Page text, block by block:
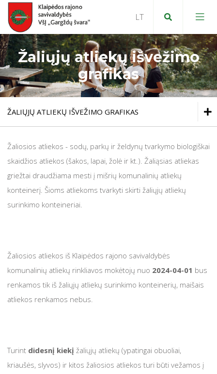
Bendra informacija
Struktūra
Viešieji pirkimai
Teisinė informacija
Karjera
Deklaravimas ir lengvatos
Kur sumokėti?
Rinkliavos tarifai
Tapti rinkliavos mokėtoju
Prašymų formos
Dažnai užduodami klausimai (D.U.K)
Skolų išieškojimas
Atliekų išvežimo grafikai
Antrinių žaliavų išvežimo grafikai
Žaliųjų atliekų išvežimo grafikas
Kolektyvinių konteinerių dezinfekavimo ir plovimo
Pakelių pjovimo grafikas
Mišrios komunalinės atliekos
Ką galiu padaryti kad maisto atliekų būtų mažiau?
Didelių gabaritų ir žaliųjų atliekų surinkimo
Žaliųjų atliekų išvežimo
grafikas
ŽALIŲJŲ ATLIEKŲ IŠVEŽIMO GRAFIKAS
Antrinių žaliavų išvežimo grafikai
Žaliųjų atliekų išvežimo grafikas
Pakelių pjovimo grafikas
Žaliosios atliekos - sodų, parkų ir želdynų tvarkymo biologiškai
skaidžios atliekos (šakos, lapai, žolė ir kt.). Žaliąsias atliekas
griežtai draudžiama mesti į mišrių komunalinių atliekų
konteinerį. Šioms atliekoms tvarkyti skirti žaliųjų atliekų
surinkimo konteineriai.
Žaliosios atliekos iš Klaipėdos rajono savivaldybės
komunalinių atliekų rinkliavos mokėtojų nuo 2024-04-01 bus
renkamos tik iš žaliųjų atliekų surinkimo konteinerių, maišais
atliekos renkamos nebus.
Turint didesnį kiekį žaliųjų atliekų (ypatingai obuoliai,
kriaušės, slyvos) ir kitos žaliosios atliekos turi būti vežamos į